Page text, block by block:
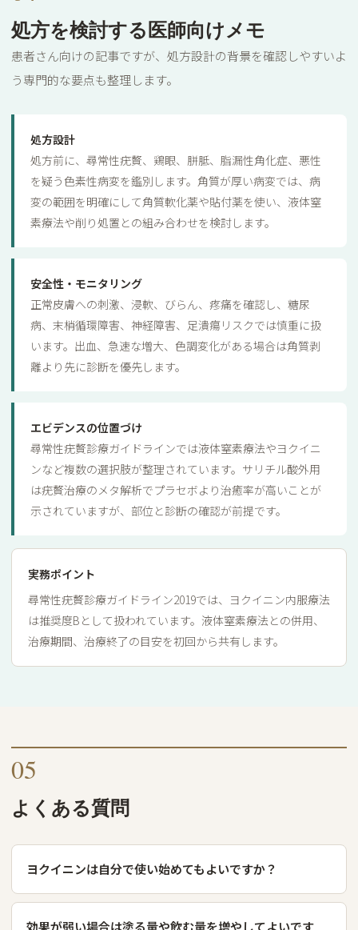
処方を検討する医師向けメモ
患者さん向けの記事ですが、処方設計の背景を確認しやすいよ
う専門的な要点も整理します。
処方設計
処方前に、尋常性疣贅、鶏眼、胼胝、脂漏性角化症、悪性
を疑う色素性病変を鑑別します。角質が厚い病変では、病
変の範囲を明確にして角質軟化薬や貼付薬を使い、液体窒
素療法や削り処置との組み合わせを検討します。
安全性・モニタリング
正常皮膚への刺激、浸軟、びらん、疼痛を確認し、糖尿
病、末梢循環障害、神経障害、足潰瘍リスクでは慎重に扱
います。出血、急速な増大、色調変化がある場合は角質剥
離より先に診断を優先します。
エビデンスの位置づけ
尋常性疣贅診療ガイドラインでは液体窒素療法やヨクイニ
ンなど複数の選択肢が整理されています。サリチル酸外用
は疣贅治療のメタ解析でプラセボより治癒率が高いことが
示されていますが、部位と診断の確認が前提です。
実務ポイント
尋常性疣贅診療ガイドライン2019では、ヨクイニン内服療法
は推奨度Bとして扱われています。液体窒素療法との併用、
治療期間、治療終了の目安を初回から共有します。
05
よくある質問
ヨクイニンは自分で使い始めてもよいですか？
効果が弱い場合は塗る量や飲む量を増やしてよいです